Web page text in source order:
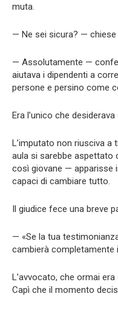
muta.
— Ne sei sicura? — chiese
— Assolutamente —
aiutava i dipendenti a
persone e persino come
Era l’unico che
L’imputato non riusciva a
aula si sarebbe
così giovane — apparisse
capaci di cambiare tutto.
Il giudice fece una breve
— «Se la tua
cambierà completamente
L’avvocato, che ormai
Capì che il momento